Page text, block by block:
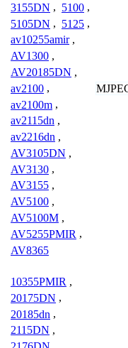
3155DN , 5100 ,
5105DN , 5125 ,
av10255amir ,
AV1300 ,
AV20185DN ,
av2100 ,
av2100m ,
av2115dn ,
av2216dn ,
AV3105DN ,
AV3130 ,
AV3155 ,
AV5100 ,
AV5100M ,
AV5255PMIR ,
AV8365
10355PMIR ,
20175DN ,
20185dn ,
2115DN ,